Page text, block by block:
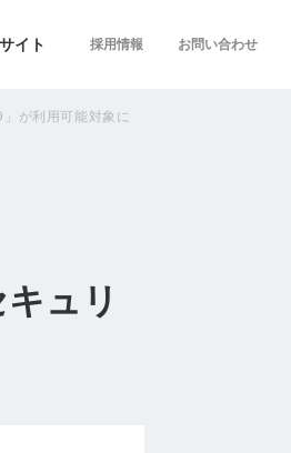
イト 採用情報 お問い合わせ
が利用可能対象に
ュリ